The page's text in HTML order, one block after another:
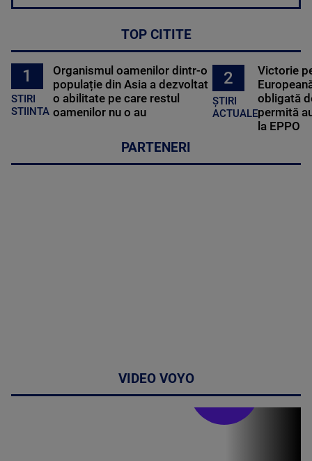
TOP CITITE
1
STIRI
STIINTA
Organismul oamenilor dintr-o
populație din Asia a dezvoltat
o abilitate pe care restul
oamenilor nu o au
2
ȘTIRI
ACTUALE
Victorie
obligată
permită
la EPPO
PARTENERI
VIDEO VOYO